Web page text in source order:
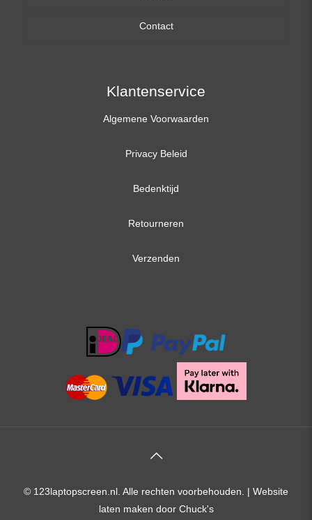
17,3 inch
Contact
Klantenservice
Algemene Voorwaarden
Privacy Beleid
Bedenktijd
Retourneren
Verzenden
© 123laptopscreen.nl. Alle rechten voorbehouden. | Website
laten maken door Chuck's